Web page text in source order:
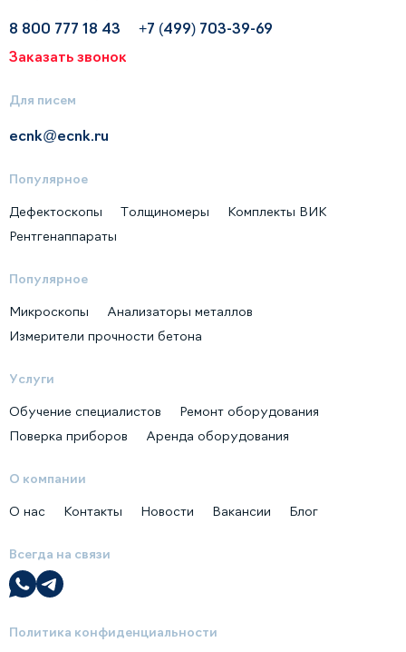
8 800 777 18 43
+7 (499) 703-39-69
Заказать звонок
Для писем
ecnk@ecnk.ru
Популярное
Дефектоскопы Толщиномеры
Комплекты ВИК
Рентгенаппараты
Популярное
Микроскопы
Анализаторы металлов
Измерители прочности бетона
Услуги
Обучение специалистов
Ремонт оборудования
Поверка приборов
Аренда оборудования
О компании
О нас Контакты Новости Вакансии Блог
Всегда на связи
Политика конфиденциальности